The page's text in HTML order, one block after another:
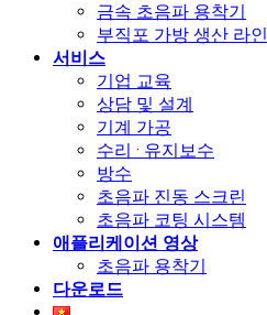
금속 초음파 용착기
부직포 가방 생산 라인
서비스
기업 교육
상담 및 설계
기계 가공
수리 · 유지보수
방수
초음파 진동 스크린
초음파 코팅 시스템
애플리케이션 영상
초음파 용착기
다운로드